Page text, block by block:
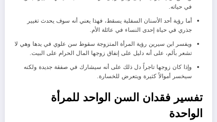
في حياته.
أما رؤية أحد الأسنان السفلية يسقط، فهذا يعني أنه سوف يحدث تغيير
جذري في حياة إحدى النساء في عائلة الأم.
ويفسر ابن سيرين رؤية المرأة المتزوجة سقوط سن علوي في يدها وهي لا
تشعر بألم، على أنه دليل على إنفاق زوجها المال الحرام على البيت.
وإذا كان زوجها تاجراً دل ذلك على أنه سيشارك في صفقة جديدة ولكنه
سيخسر أموالاً كثيرة ويتعرض للخسارة.
تفسير فقدان السن الواحد للمرأة
الواحدة